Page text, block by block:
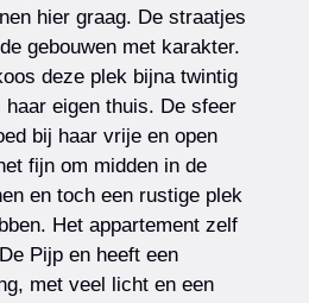
hier graag. De straatjes
gebouwen met karakter.
deze plek bijna twintig
haar eigen thuis. De sfeer
bij haar vrije en open
fijn om midden in de
en toch een rustige plek
Het appartement zelf
Pijp en heeft een
met veel licht en een